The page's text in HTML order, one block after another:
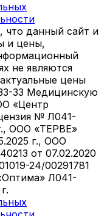
данный сайт и
и цены,
не являются
цены
33 Медицинскую
«Центр
№ Л041-
ООО «ТЕРВЕ»
г., ООО
от 07.02.2020
24/00291781
Л041-